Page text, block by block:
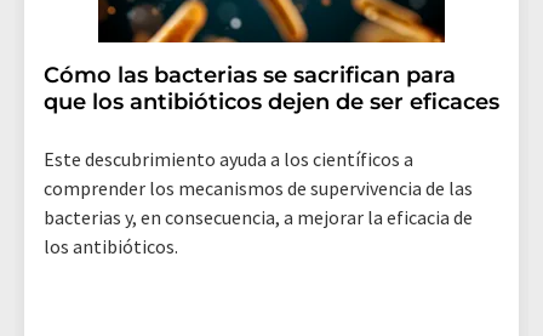
Cómo las bacterias se sacrifican para
que los antibióticos dejen de ser eficaces
Este descubrimiento ayuda a los científicos a
comprender los mecanismos de supervivencia de las
bacterias y, en consecuencia, a mejorar la eficacia de
los antibióticos.